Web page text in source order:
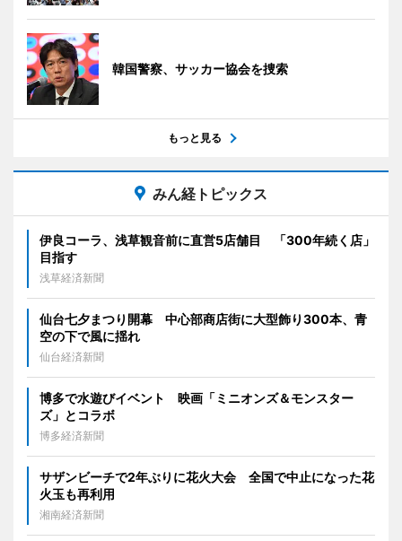
韓国警察、サッカー協会を捜索
もっと見る
みん経トピックス
伊良コーラ、浅草観音前に直営5店舗目 「300年続く店」
目指す
浅草経済新聞
仙台七夕まつり開幕 中心部商店街に大型飾り300本、青
空の下で風に揺れ
仙台経済新聞
博多で水遊びイベント 映画「ミニオンズ＆モンスター
ズ」とコラボ
博多経済新聞
サザンビーチで2年ぶりに花火大会 全国で中止になった花
火玉も再利用
湘南経済新聞